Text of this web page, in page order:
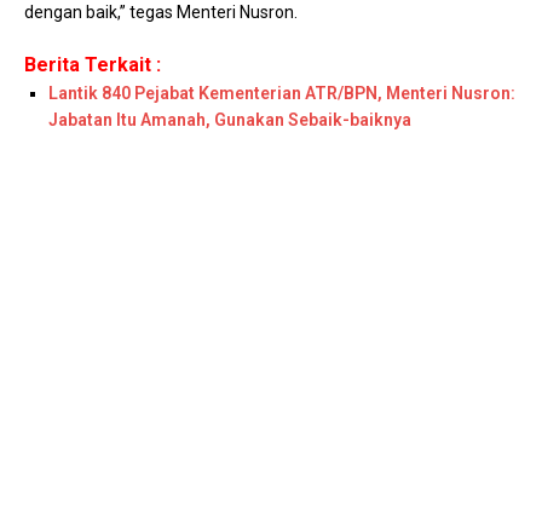
dengan baik,” tegas Menteri Nusron.
Berita Terkait :
Lantik 840 Pejabat Kementerian ATR/BPN, Menteri Nusron:
Jabatan Itu Amanah, Gunakan Sebaik-baiknya